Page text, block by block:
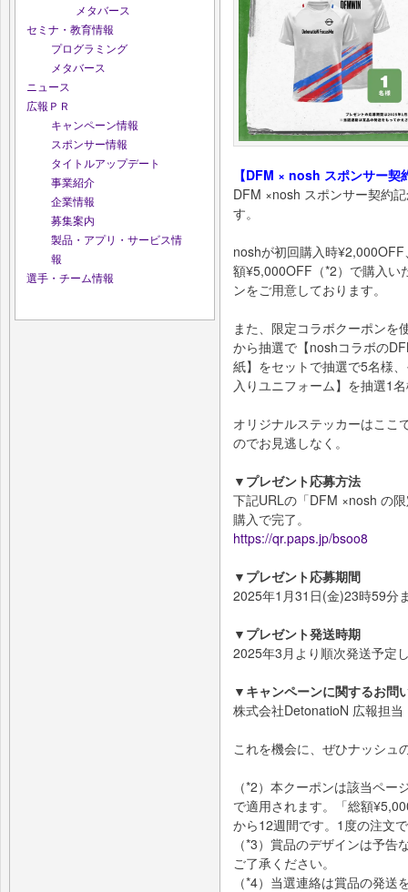
メタバース
セミナ・教育情報
プログラミング
メタバース
ニュース
広報ＰＲ
キャンペーン情報
スポンサー情報
タイトルアップデート
事業紹介
企業情報
募集案内
製品・アプリ・サービス情
報
選手・チーム情報
【DFM × nosh スポンサー
DFM ×nosh スポンサー契約
す。
noshが初回購入時
額¥5,000OFF（*2）で購入い
ンをご用意しております。
また、限定コラボクーポンを
から抽選で【noshコラボの
紙】をセットで抽選で5名様
入りユニフォーム】を抽選1
オリジナルステッカーはここ
のでお見逃しなく。
▼プレゼント応募方法
下記URLの「DFM ×nosh の
購入で完了。
https://qr.paps.jp/bsoo8
▼プレゼント応募期間
2025年1月31日(金)23時59分
▼プレゼント発送時期
2025年3月より順次発送予定
▼キャンペーンに関するお問
株式会社DetonatioN 広報担当
これを機会に、ぜひナッシュ
（*2）本クーポンは該当ペ
で適用されます。「総額
から12週間です。1度の注文
（*3）賞品のデザインは予
ご了承ください。
（*4）当選連絡は賞品の発